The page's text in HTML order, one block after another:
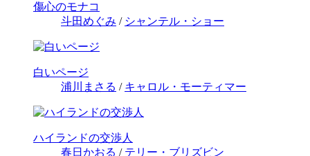
傷心のモナコ
斗田めぐみ / シャンテル・ショー
白いページ
浦川まさる / キャロル・モーティマー
ハイランドの交渉人
春日かおる / テリー・ブリズビン